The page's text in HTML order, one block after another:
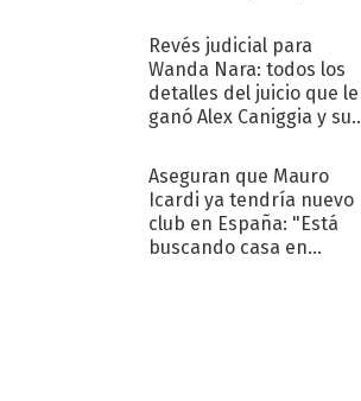
"Traidora"
Revés judicial para
Wanda Nara: todos los
detalles del juicio que le
ganó Alex Caniggia y sus
Aseguran que Mauro
Icardi ya tendría nuevo
club en España: "Está
buscando casa en